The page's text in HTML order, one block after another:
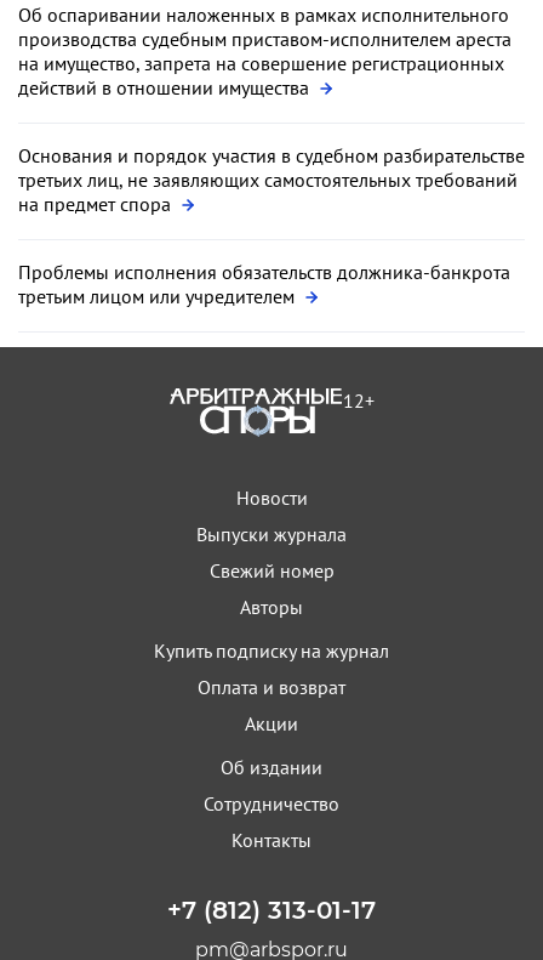
Об оспаривании наложенных в рамках исполнительного
производства судебным приставом-исполнителем ареста
на имущество, запрета на совершение регистрационных
действий в отношении имущества
Основания и порядок участия в судебном разбирательстве
третьих лиц, не заявляющих самостоятельных требований
на предмет спора
Проблемы исполнения обязательств должника-банкрота
третьим лицом или учредителем
12+
Новости
Выпуски журнала
Свежий номер
Авторы
Купить подписку на журнал
Оплата и возврат
Акции
Об издании
Сотрудничество
Контакты
+7 (812) 313-01-17
pm@arbspor.ru